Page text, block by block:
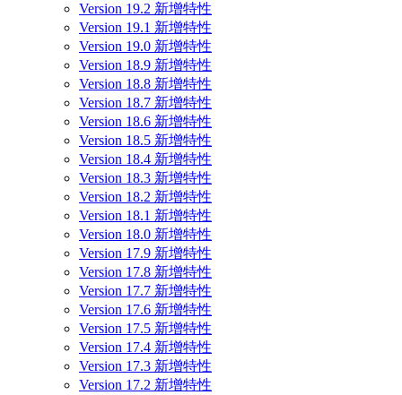
Version 19.2 新增特性
Version 19.1 新增特性
Version 19.0 新增特性
Version 18.9 新增特性
Version 18.8 新增特性
Version 18.7 新增特性
Version 18.6 新增特性
Version 18.5 新增特性
Version 18.4 新增特性
Version 18.3 新增特性
Version 18.2 新增特性
Version 18.1 新增特性
Version 18.0 新增特性
Version 17.9 新增特性
Version 17.8 新增特性
Version 17.7 新增特性
Version 17.6 新增特性
Version 17.5 新增特性
Version 17.4 新增特性
Version 17.3 新增特性
Version 17.2 新增特性